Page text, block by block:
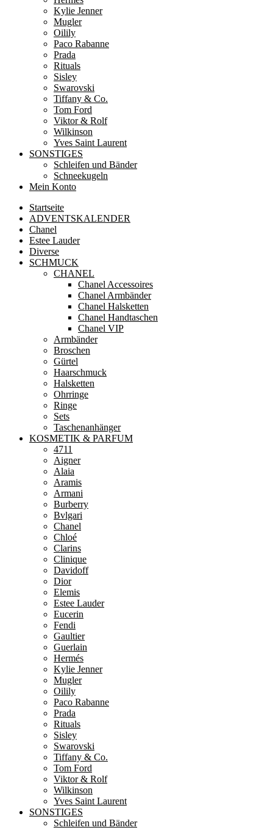
Kylie Jenner
Mugler
Oilily
Paco Rabanne
Prada
Rituals
Sisley
Swarovski
Tiffany & Co.
Tom Ford
Viktor & Rolf
Wilkinson
Yves Saint Laurent
SONSTIGES
Schleifen und Bänder
Schneekugeln
Mein Konto
Startseite
ADVENTSKALENDER
Chanel
Estee Lauder
Diverse
SCHMUCK
CHANEL
Chanel Accessoires
Chanel Armbänder
Chanel Halsketten
Chanel Handtaschen
Chanel VIP
Armbänder
Broschen
Gürtel
Haarschmuck
Halsketten
Ohrringe
Ringe
Sets
Taschenanhänger
KOSMETIK & PARFUM
4711
Aigner
Alaia
Aramis
Armani
Burberry
Bvlgari
Chanel
Chloé
Clarins
Clinique
Davidoff
Dior
Elemis
Estee Lauder
Eucerin
Fendi
Gaultier
Guerlain
Hermés
Kylie Jenner
Mugler
Oilily
Paco Rabanne
Prada
Rituals
Sisley
Swarovski
Tiffany & Co.
Tom Ford
Viktor & Rolf
Wilkinson
Yves Saint Laurent
SONSTIGES
Schleifen und Bänder